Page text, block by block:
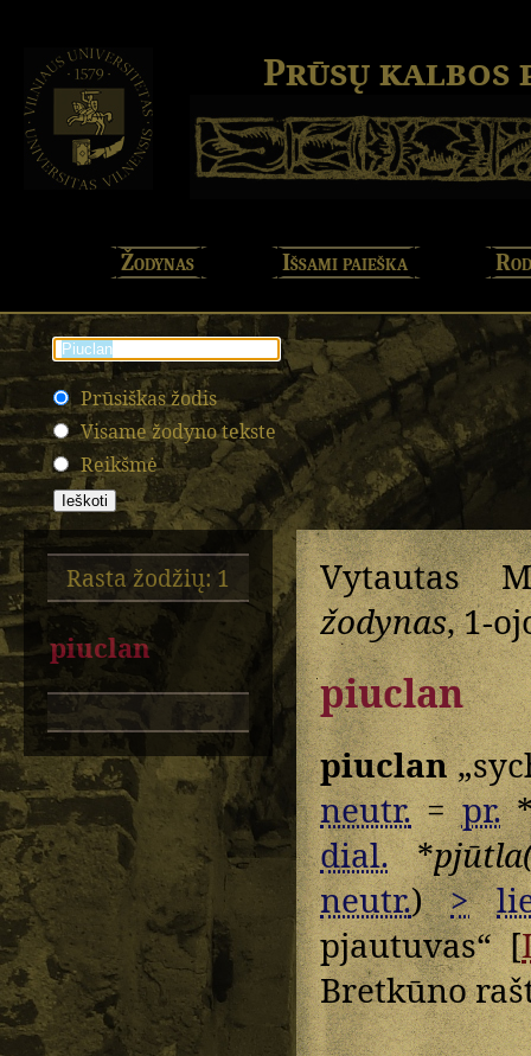
Prūsų kalbos
Žodynas Išsami paieška
Prūsiškas žodis
Visame žodyno tekste
Reikšmė
Rasta žodžių: 1
piuclan
Vytautas
žodynas, 1-
piuclan
piuclan
neutr.=pr.
dial.*
neutr.)>
pjautuvas“ [
Bretkūno